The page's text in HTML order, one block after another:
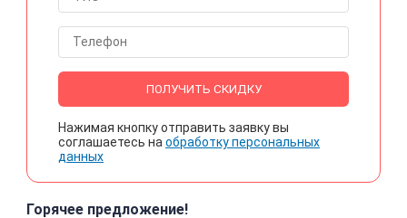
ПОЛУЧИТЬ СКИДКУ
Нажимая кнопку отправить заявку вы
соглашаетесь на обработку персональных
данных
Горячее предложение!